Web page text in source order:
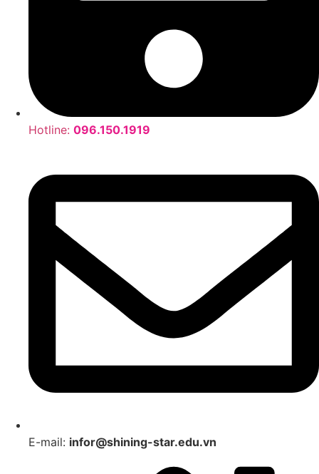
Hotline: 096.150.1919
E-mail: infor@shining-star.edu.vn